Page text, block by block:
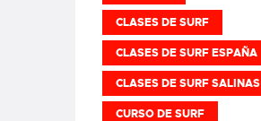
CLASES DE SURF
CLASES DE SURF ESPAÑA
CLASES DE SURF SALINAS
CURSO DE SURF